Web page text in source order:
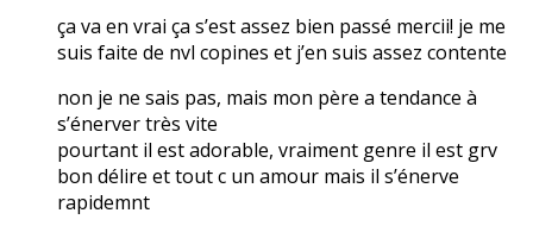
ça va en vrai ça s’est assez bien passé mercii! je me
suis faite de nvl copines et j’en suis assez contente
non je ne sais pas, mais mon père a tendance à
s’énerver très vite
pourtant il est adorable, vraiment genre il est grv
bon délire et tout c un amour mais il s’énerve
rapidemnt